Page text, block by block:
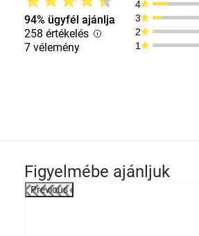
94% ügyfél ajánlja
258 értékelés
7 vélemény
4
3
2
1
Figyelmébe ajánljuk
Previous